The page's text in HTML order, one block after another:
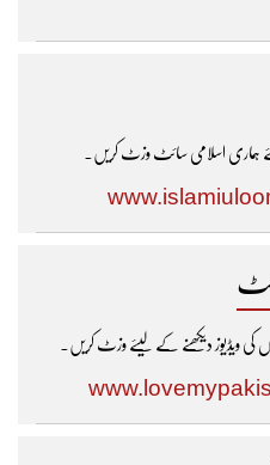
ہماری اسلامی سائٹ وزٹ کریں۔
کی ویڈیوز دیکھنے کے لیئے وزٹ کریں۔